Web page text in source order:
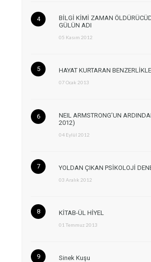
BİLGİ KİMİ ZAMAN
GÜLÜN ADI
05 Kasım 2012
HAYAT KURTARAN
07 Ocak 2013
NEIL ARMSTRONG’UN
2012)
04 Eylül 2012
YOLDAN ÇIKAN PSİKOLOJİ
03 Aralık 2012
KİTAB-ÜL HİYEL
01 Temmuz 2013
Sinek Kuşu